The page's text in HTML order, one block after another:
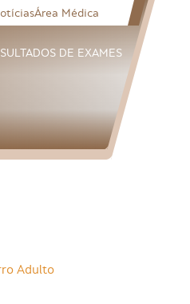
Área Médica
DE EXAMES
Adulto